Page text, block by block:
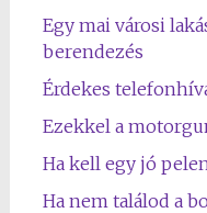
Egy mai városi
berendezés
Érdekes
Ezekkel a
Ha kell egy jó
Ha nem találod a